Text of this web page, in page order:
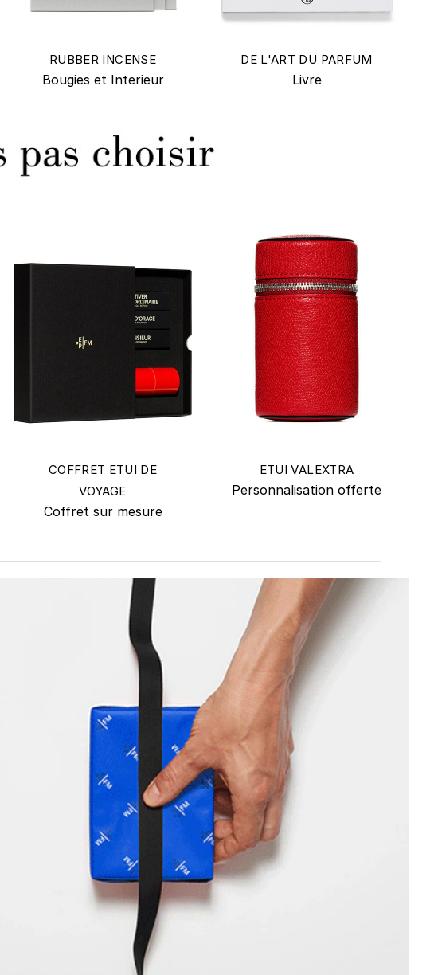
RUBBER INCENSE
Bougies et Interieur
DE L'ART DU PARFUM
Livre
COFFRET ETUI DE
VOYAGE
Coffret sur mesure
ETUI VALEXTRA
Personnalisation offerte